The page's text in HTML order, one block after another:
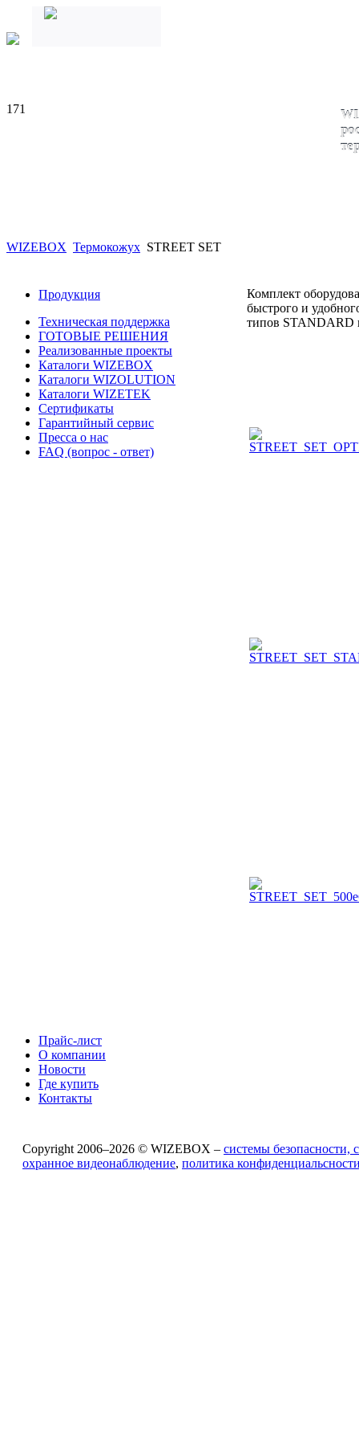
171
WIZEBOX Термокожух STREET SET
Продукция
Техническая поддержка
ГОТОВЫЕ РЕШЕНИЯ
Реализованные проекты
Каталоги WIZEBOX
Каталоги WIZOLUTION
Каталоги WIZETEK
Сертификаты
Гарантийный сервис
Пресса о нас
FAQ (вопрос - ответ)
Комплект
быстрого и
типов STANDARD
Прайс-лист
О компании
Новости
Где купить
Контакты
Copyright 2006–2026 © WIZEBOX – системы безопасности,
охранное видеонаблюдение, политика